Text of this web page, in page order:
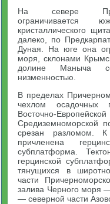
На севере
ограничивается
кристаллического
далеко, по
Дуная. На юге она
моря, склонами
долине Маныча
низменностью.
В пределах
чехлом осадочных
Восточно-
Средиземноморской
срезан разломом.
причленена
субплатформа.
герцинской
тянущихся в
части
залива Черного моря
— северной части